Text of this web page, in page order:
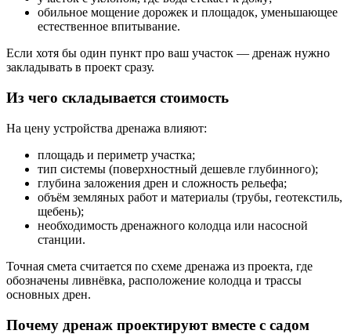
обильное мощение дорожек и площадок, уменьшающее
естественное впитывание.
Если хотя бы один пункт про ваш участок — дренаж нужно
закладывать в проект сразу.
Из чего складывается стоимость
На цену устройства дренажа влияют:
площадь и периметр участка;
тип системы (поверхностный дешевле глубинного);
глубина заложения дрен и сложность рельефа;
объём земляных работ и материалы (трубы, геотекстиль,
щебень);
необходимость дренажного колодца или насосной
станции.
Точная смета считается по схеме дренажа из проекта, где
обозначены ливнёвка, расположение колодца и трассы
основных дрен.
Почему дренаж проектируют вместе с садом